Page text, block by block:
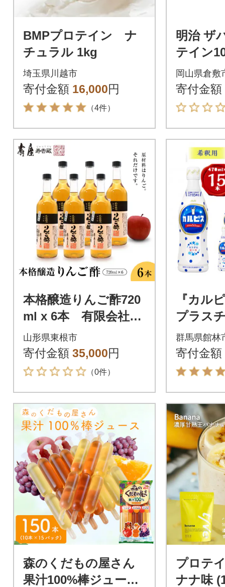
BMPプロテイン ナ
チュラル 1kg
埼玉県川越市
寄付金額 16,000円
（4件）
明治 ザ
テイン
900g×1
ロテイ
岡山県倉敷
寄付金額
本格醸造りんご酢720
ml x 6本 有限会社壽
屋提供 hi004-hi036-01
7r
山形県東根市
寄付金額 35,000円
（0件）
『カル
プラス
70ml
群馬県館林
寄付金額
森のくだもの屋さん
果汁100%棒ジュース
プロテ
ナナ味